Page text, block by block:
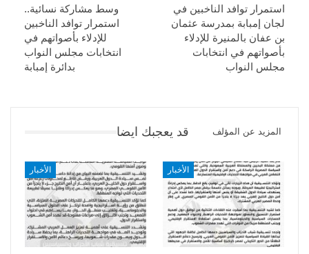
وسط مشاركة نسائية..
استمرار توافد الناخبين
للإدلاء بأصواتهم في
انتخابات مجلس النواب
بدائرة إمبابة
استمرار توافد الناخبين في
لجان إمبابة بمدرسة عثمان
بن عفان بالمنيرة للإدلاء
بأصواتهم في انتخابات
مجلس النواب
قد يعجبك ايضا المزيد عن المؤلف
الأخبار الأخبار